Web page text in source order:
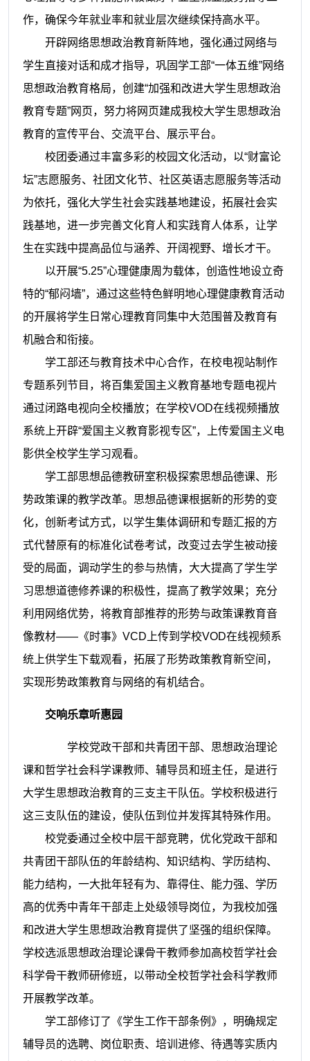
作，确保今年就业率和就业层次继续保持高水平。
开辟网络思想政治教育新阵地，强化通过网络与
学生直接对话和成才指导，巩固学工部“一体五维”网络
思想政治教育格局，创建“加强和改进大学生思想政治
教育专题”网页，努力将网页建成我校大学生思想政治
教育的宣传平台、交流平台、展示平台。
校团委通过丰富多彩的校园文化活动，以“财富论
坛”志愿服务、社团文化节、社区英语志愿服务等活动
为依托，强化大学生社会实践基地建设，拓展社会实
践基地，进一步完善文化育人和实践育人体系，让学
生在实践中提高品位与涵养、开阔视野、增长才干。
以开展“5.25”心理健康周为载体，创造性地设立奇
特的“郁闷墙”，通过这些特色鲜明地心理健康教育活动
的开展将学生日常心理教育同集中大范围普及教育有
机融合和衔接。
学工部还与教育技术中心合作，在校电视站制作
专题系列节目，将百集爱国主义教育基地专题电视片
通过闭路电视向全校播放；在学校VOD在线视频播放
系统上开辟“爱国主义教育影视专区”，上传爱国主义电
影供全校学生学习观看。
学工部思想品德教研室积极探索思想品德课、形
势政策课的教学改革。思想品德课根据新的形势的变
化，创新考试方式，以学生集体调研和专题汇报的方
式代替原有的标准化试卷考试，改变过去学生被动接
受的局面，调动学生的参与热情，大大提高了学生学
习思想道德修养课的积极性，提高了教学效果；充分
利用网络优势，将教育部推荐的形势与政策课教育音
像教材——《时事》VCD上传到学校VOD在线视频系
统上供学生下载观看，拓展了形势政策教育新空间，
实现形势政策教育与网络的有机结合。
交响乐章听惠园
学校党政干部和共青团干部、思想政治理论
课和哲学社会科学课教师、辅导员和班主任，是进行
大学生思想政治教育的三支主干队伍。学校积极进行
这三支队伍的建设，使队伍到位并发挥其特殊作用。
校党委通过全校中层干部竞聘，优化党政干部和
共青团干部队伍的年龄结构、知识结构、学历结构、
能力结构，一大批年轻有为、靠得住、能力强、学历
高的优秀中青年干部走上处级领导岗位，为我校加强
和改进大学生思想政治教育提供了坚强的组织保障。
学校选派思想政治理论课骨干教师参加高校哲学社会
科学骨干教师研修班，以带动全校哲学社会科学教师
开展教学改革。
学工部修订了《学生工作干部条例》，明确规定
辅导员的选聘、岗位职责、培训进修、待遇等实质内